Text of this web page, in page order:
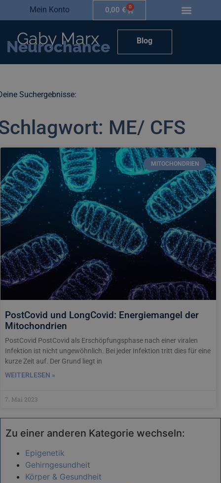
Mein Konto 0,00 € 0
Gaby Marx
Neurochance Blog
Suchergebnisse:
ME/ CFS
MITOCHONDRIEN
PostCovid und LongCovid: Energiemangel der
Mitochondrien
PostCovid PostCovid als Erschöpfungsphase nach einer viralen
Infektion ist nicht ungewöhnlich. Bei jeder Infektion tritt dies für eine
kurze Zeit auf. Der Grund liegt in
WEITERLESEN »
7. Mai 2023
Zu einer anderen Kategorie wechseln:
Epigenetik
Gehirngesundheit
Körper & Gesundheit